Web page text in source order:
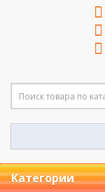
Категории